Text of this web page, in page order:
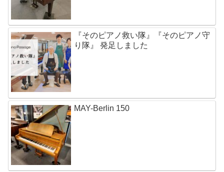
『そのピアノ救い隊』『そのピアノ守
り隊』 発足しました
MAY-Berlin 150